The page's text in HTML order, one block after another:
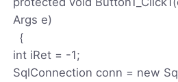
Args e)
｛
int iRet = -1;
SqlConnection conn = new